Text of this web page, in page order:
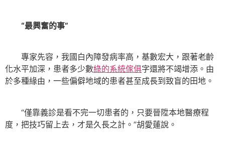
“最興奮的事”
專家先容，我國白內障發病率高，基數宏大，跟著老齡
化水平加深，患者多少數綠的系統傢俱字還將不竭增添。由
於多種緣由，一些偏僻地域的患者甚至成長到致盲的田地。
“僅靠義診是看不完一切患者的，只要晉陞本地醫療程
度，把技巧留上去，才是久長之計。”胡愛蓮說。